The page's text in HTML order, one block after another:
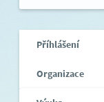
Příhlášení
Organizace